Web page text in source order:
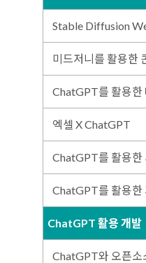
Stable Diffusion
미드저니를 활용한
ChatGPT를 활용한
엑셀 X ChatGPT
ChatGPT를 활용한
ChatGPT를 활용한
ChatGPT 활용 개발
ChatGPT와 오픈소